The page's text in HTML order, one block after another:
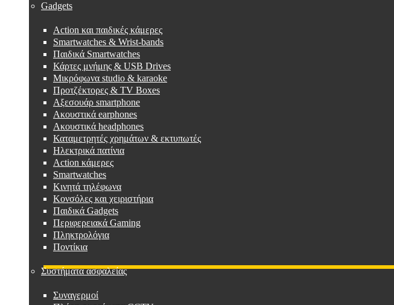
Gadgets
Action και παιδικές κάμερες
Smartwatches & Wrist-bands
Παιδικά Smartwatches
Κάρτες μνήμης & USB Drives
Μικρόφωνα studio & karaoke
Προτζέκτορες & TV Boxes
Αξεσουάρ smartphone
Ακουστικά earphones
Ακουστικά headphones
Καταμετρητές χρημάτων & εκτυπωτές
Ηλεκτρικά πατίνια
Action κάμερες
Smartwatches
Κινητά τηλέφωνα
Κονσόλες και χειριστήρια
Παιδικά Gadgets
Περιφερειακά Gaming
Πληκτρολόγια
Ποντίκια
Συστήματα ασφαλείας
Συναγερμοί